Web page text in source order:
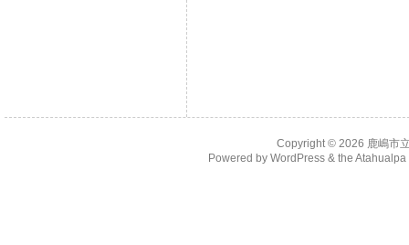
Copyright © 2026 鹿嶋市
Powered by WordPress& the Atahualpa